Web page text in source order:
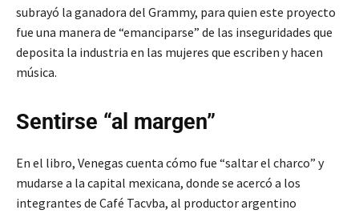
subrayó la ganadora del Grammy, para quien este proyecto
fue una manera de “emanciparse” de las inseguridades que
deposita la industria en las mujeres que escriben y hacen
música.
Sentirse “al margen”
En el libro, Venegas cuenta cómo fue “saltar el charco” y
mudarse a la capital mexicana, donde se acercó a los
integrantes de Café Tacvba, al productor argentino